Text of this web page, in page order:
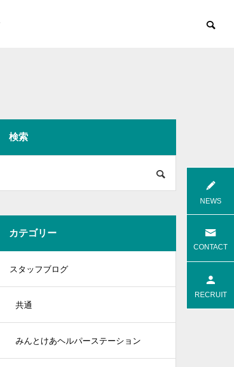
8月花火 8月焼肉
高齢者等共
検索
カテゴリー
スタッフブログ
共通
みんとけあヘルパーステーション
NEWS
CONTACT
RECRUIT